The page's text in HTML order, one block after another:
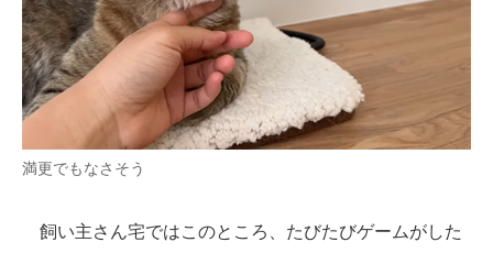
満更でもなさそう
飼い主さん宅ではこのところ、たびたびゲームがした